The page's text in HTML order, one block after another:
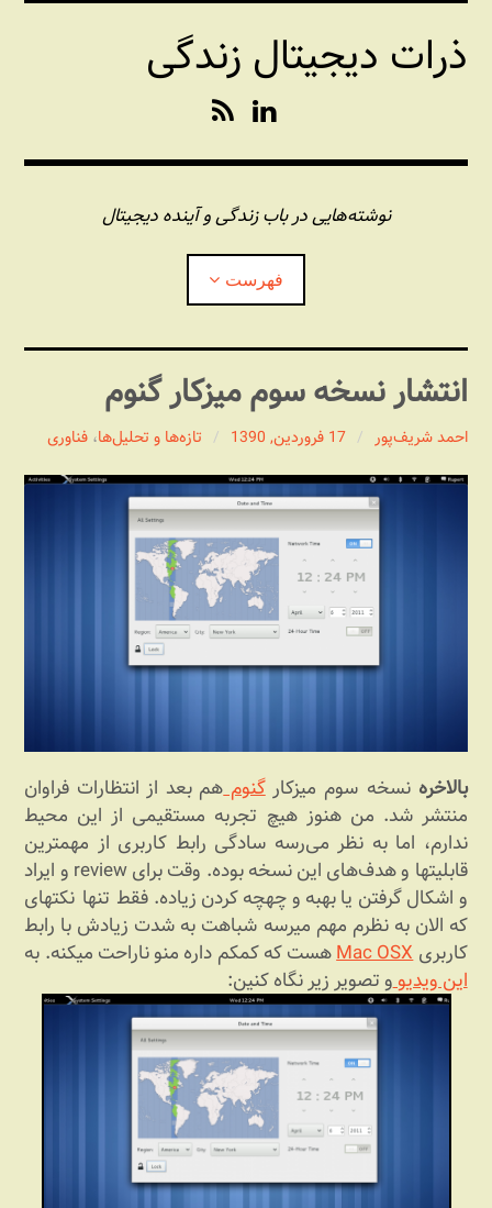
رفتن
محتواذرات دیجیتال زندگی
n
k
e
d
I
n
S
نوشته‌هایی در باب زندگی و آینده دیجیتال
فهرست
درباره این وبلاگ
مجله شبکه
پندهای یونیکسی استاد «فو» بازکردن
انتشار نسخه سوم میزکار گنوم
احمد شریف‌پور 17 فروردین, 1390 تازه‌‌ها و تحلیل‌ها،فناوری
بالاخره نسخه سوم میزکارگنومهم بعد از انتظارات فراوان
منتشر شد. من هنوز هیچ تجربه مستقیمی از این محیط
ندارم، اما به نظر می‏‌رسه سادگی رابط کاربری از مهمترین
قابلیت‎ها و هدف‏‌های این نسخه بوده. وقت برای review و ایراد
و اشکال گرفتن یا به‎به و چه‎‏چه کردن زیاده. فقط تنها نکته‎ای
که الان به نظرم مهم می‎رسه شباهت به شدت زیادش با رابط
کاربریMac OSXهست که کم‎کم داره منو ناراحت می‎کنه. به
این ویدیوو تصویر زیر نگاه کنین: